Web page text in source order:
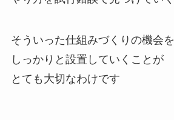
そういった仕組みづくりの機会を
しっかりと設置していくことが
とても大切なわけです